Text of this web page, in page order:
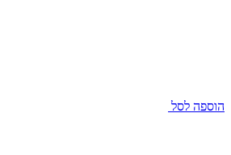
הוספה לסל